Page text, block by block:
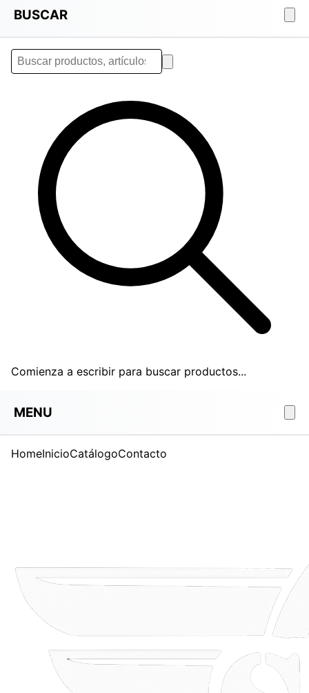
BUSCAR
Comienza a escribir para buscar productos...
MENU
HomeInicioCatálogoContacto